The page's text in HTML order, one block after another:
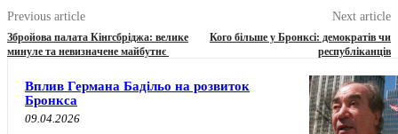
Previous article
Збройова палата Кінгсбріджа: велике
минуле та невизначене майбутнє
Next article
Кого більше у Бронксі: демократів чи
республіканців
Вплив Германа Бадільо на розвиток
Бронкса
09.04.2026